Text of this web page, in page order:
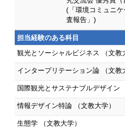
(「環境コミュニ
査報告」)
担当経験のある科目
観光とソーシャルビジネス （文教
インタープリテーション論 （文教
国際観光とサステナブルデザイン
情報デザイン特論 （文教大学）
生態学 （文教大学）